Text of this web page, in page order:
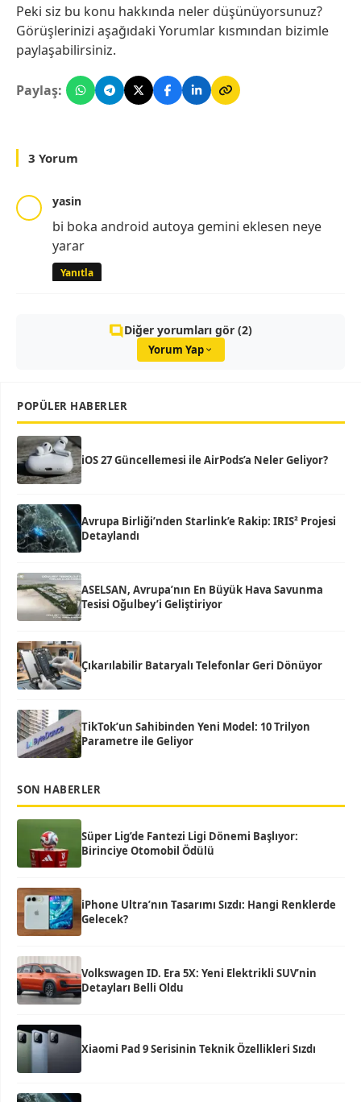
Peki siz bu konu hakkında neler düşünüyorsunuz?
Görüşlerinizi aşağıdaki Yorumlar kısmından bizimle
paylaşabilirsiniz.
Paylaş:
3 Yorum
yasin
bi boka android autoya gemini eklesen neye
yarar
Yanıtla
Diğer yorumları gör (2)
Yorum Yap
POPÜLER HABERLER
iOS 27 Güncellemesi ile AirPods’a Neler Geliyor?
Avrupa Birliği’nden Starlink’e Rakip: IRIS² Projesi
Detaylandı
ASELSAN, Avrupa’nın En Büyük Hava Savunma
Tesisi Oğulbey’i Geliştiriyor
Çıkarılabilir Bataryalı Telefonlar Geri Dönüyor
TikTok’un Sahibinden Yeni Model: 10 Trilyon
Parametre ile Geliyor
SON HABERLER
Süper Lig’de Fantezi Ligi Dönemi Başlıyor:
Birinciye Otomobil Ödülü
iPhone Ultra’nın Tasarımı Sızdı: Hangi Renklerde
Gelecek?
Volkswagen ID. Era 5X: Yeni Elektrikli SUV’nin
Detayları Belli Oldu
Xiaomi Pad 9 Serisinin Teknik Özellikleri Sızdı